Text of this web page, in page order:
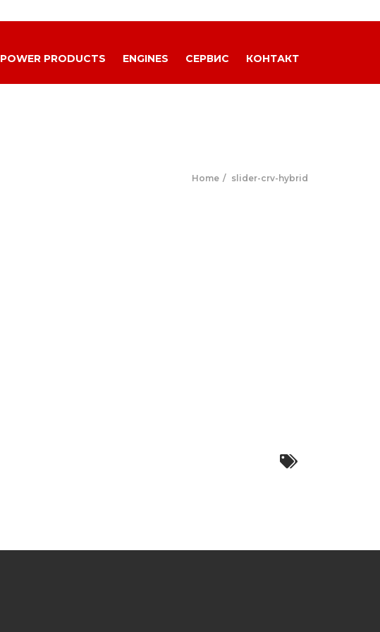
POWER PRODUCTS ENGINES СЕРВИС КОНТАКТ
Home slider-crv-hybrid